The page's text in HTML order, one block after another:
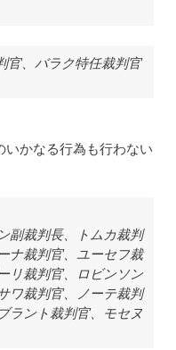
官、バラク特任裁判官
いかなる行為も行わない
副裁判長、トムカ裁判
ナ裁判官、ユーセフ裁
リ裁判官、ロビンソン
ワ裁判官、ノーテ裁判
ラント裁判官、モセヌ